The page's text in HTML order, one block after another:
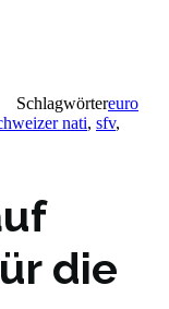
Schlagwörtereuro
nati, sfv,
die